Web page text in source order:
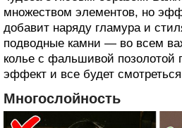
множеством элементов, но
добавит наряду гламура и
подводные камни — во всем
колье с фальшивой позолотой
эффект и все будет
Многослойность